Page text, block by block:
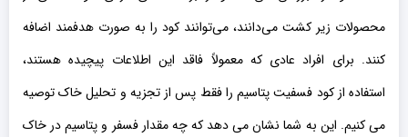
محصولات زیر کشت می‌دانند، می‌توانند کود را به صورت هدفمند اضافه
کنند. برای افراد عادی که معمولاً فاقد این اطلاعات پیچیده هستند،
استفاده از کود فسفیت پتاسیم را فقط پس از تجزیه و تحلیل خاک توصیه
می کنیم. این به شما نشان می دهد که چه مقدار فسفر و پتاسیم در خاک